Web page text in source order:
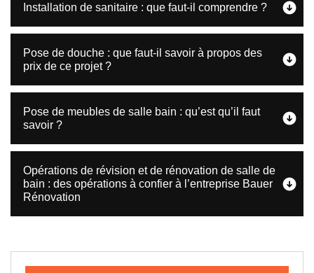
Installation de sanitaire : que faut-il comprendre ?
Pose de douche : que faut-il savoir à propos des
prix de ce projet ?
Pose de meubles de salle bain : qu’est qu’il faut
savoir ?
Opérations de révision et de rénovation de salle de
bain : des opérations à confier à l’entreprise Bauer
Rénovation